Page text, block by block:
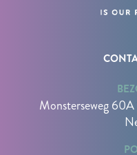
Monsterseweg 60A